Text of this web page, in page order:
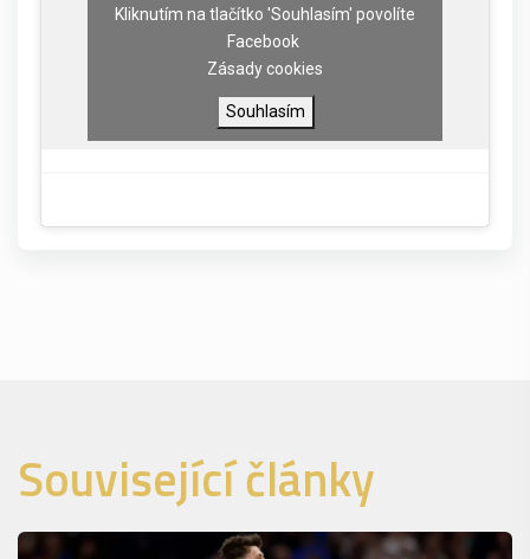
Kliknutím na tlačítko 'Souhlasím' povolíte
Facebook
Zásady cookies
Souhlasím
Související články